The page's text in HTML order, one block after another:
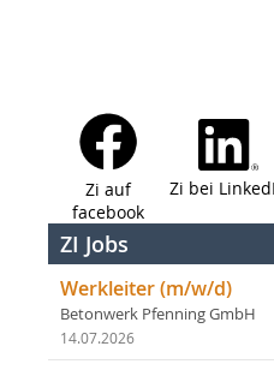
Zi auf
facebook
Zi bei
ZI Jobs
Werkleiter (m/w/d)
Betonwerk Pfenning GmbH
14.07.2026